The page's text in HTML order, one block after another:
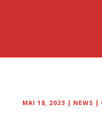
MAI 18, 2023 | NEWS |